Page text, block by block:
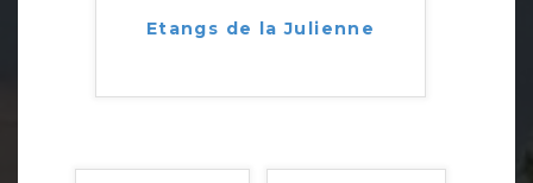
Etangs de la Julienne